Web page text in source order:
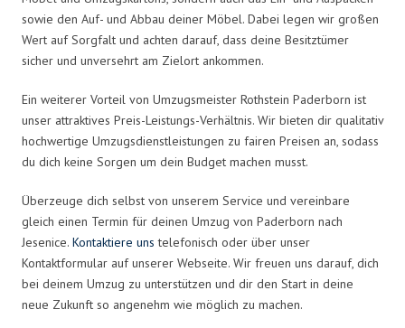
sowie den Auf- und Abbau deiner Möbel. Dabei legen wir großen
Wert auf Sorgfalt und achten darauf, dass deine Besitztümer
sicher und unversehrt am Zielort ankommen.
Ein weiterer Vorteil von Umzugsmeister Rothstein Paderborn ist
unser attraktives Preis-Leistungs-Verhältnis. Wir bieten dir qualitativ
hochwertige Umzugsdienstleistungen zu fairen Preisen an, sodass
du dich keine Sorgen um dein Budget machen musst.
Überzeuge dich selbst von unserem Service und vereinbare
gleich einen Termin für deinen Umzug von Paderborn nach
Jesenice. Kontaktiere uns telefonisch oder über unser
Kontaktformular auf unserer Webseite. Wir freuen uns darauf, dich
bei deinem Umzug zu unterstützen und dir den Start in deine
neue Zukunft so angenehm wie möglich zu machen.